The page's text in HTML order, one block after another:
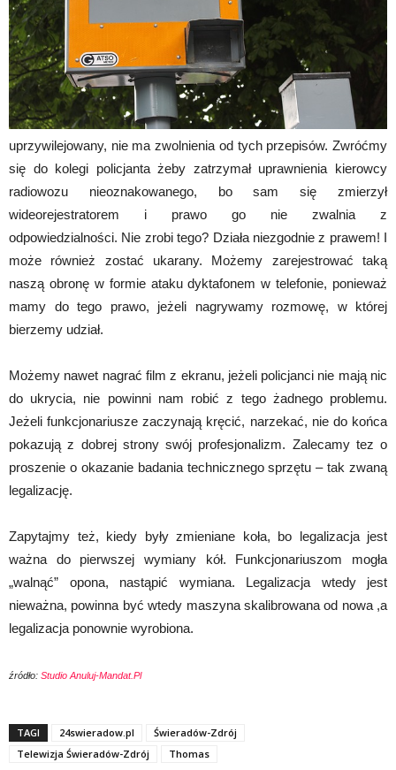
uprzywilejowany, nie ma zwolnienia od tych przepisów. Zwróćmy
się do kolegi policjanta żeby zatrzymał uprawnienia kierowcy
radiowozu nieoznakowanego, bo sam się zmierzył
wideorejestratorem i prawo go nie zwalnia z
odpowiedzialności. Nie zrobi tego? Działa niezgodnie z prawem! I
może również zostać ukarany. Możemy zarejestrować taką
naszą obronę w formie ataku dyktafonem w telefonie, ponieważ
mamy do tego prawo, jeżeli nagrywamy rozmowę, w której
bierzemy udział.
Możemy nawet nagrać film z ekranu, jeżeli policjanci nie mają nic
do ukrycia, nie powinni nam robić z tego żadnego problemu.
Jeżeli funkcjonariusze zaczynają kręcić, narzekać, nie do końca
pokazują z dobrej strony swój profesjonalizm. Zalecamy tez o
proszenie o okazanie badania technicznego sprzętu – tak zwaną
legalizację.
Zapytajmy też, kiedy były zmieniane koła, bo legalizacja jest
ważna do pierwszej wymiany kół. Funkcjonariuszom mogła
„walnąć” opona, nastąpić wymiana. Legalizacja wtedy jest
nieważna, powinna być wtedy maszyna skalibrowana od nowa ,a
legalizacja ponownie wyrobiona.
źródło: Studio Anuluj-Mandat.Pl
TAGI 24swieradow.pl
Świeradów-Zdrój
Telewizja Świeradów-Zdrój
Thomas